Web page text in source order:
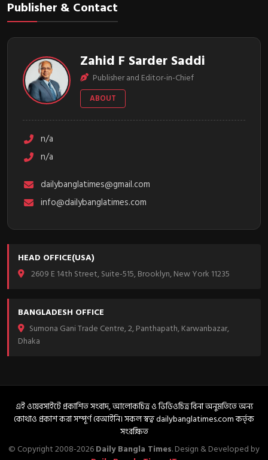
Publisher & Contact
Zahid F Sarder Saddi
Publisher and Editor-in-Chief
ABOUT
n/a
n/a
dailybanglatimes@gmail.com
info@dailybanglatimes.com
HEAD OFFICE(USA)
2609 E 14th Street, Suite-515, Brooklyn, New York 11235
BANGLADESH OFFICE
Sumona Gani Trade Centre, 2, Panthapath, Karwanbazar,
Dhaka
এই ওয়েবসাইটে প্রকাশিত সংবাদ, আলোকচিত্র ও ভিডিওচিত্র বিনা অনুমতিতে অন্য
কোথাও প্রকাশ করা সম্পূর্ণ বেআইনি। সকল স্বত্ব dailybanglatimes.com কর্তৃক
সংরক্ষিত
© Copyright 2008-2026Daily Bangla Times. Design & Developed by